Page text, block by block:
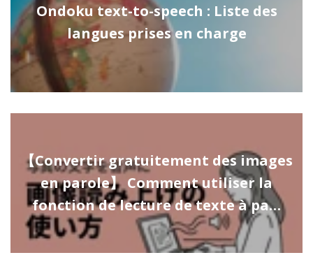
Ondoku text-to-speech : Liste des
langues prises en charge
【Convertir gratuitement des images
en parole】 Comment utiliser la
fonction de lecture de texte à pa…